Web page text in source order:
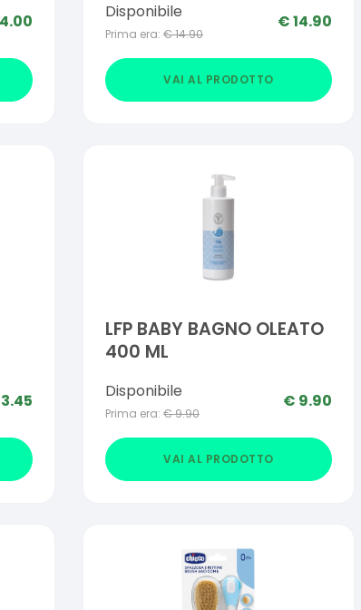
Disponibile
Prima era: €14.90
€14.90
VAI AL PRODOTTO
LFP BABY BAGNO OLEATO
400 ML
Disponibile
Prima era: €9.90
€ 9.90
VAI AL PRODOTTO